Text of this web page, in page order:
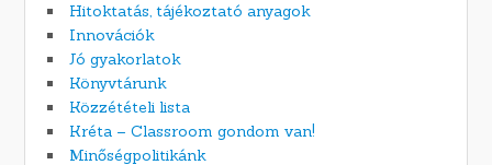
Hitoktatás, tájékoztató anyagok
Innovációk
Jó gyakorlatok
Könyvtárunk
Közzétételi lista
Kréta – Classroom gondom van!
Minőségpolitikánk